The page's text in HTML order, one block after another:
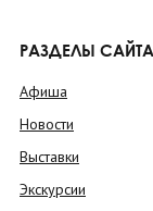
РАЗДЕЛЫ САЙТА
Афиша
Новости
Выставки
Экскурсии